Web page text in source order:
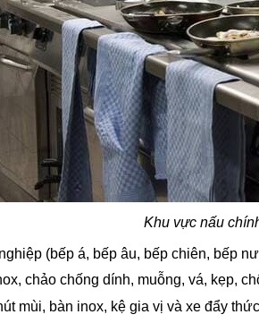
Khu vực nấu
(bếp á, bếp âu, bếp chiên, bếp
chảo chống dính, muỗng, vá, kẹp,
mùi, bàn inox, kệ gia vị và xe đẩy